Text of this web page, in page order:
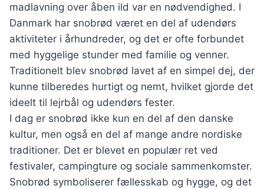
madlavning over åben ild var en nødvendighed. I
Danmark har snobrød været en del af udendørs
aktiviteter i århundreder, og det er ofte forbundet
med hyggelige stunder med familie og venner.
Traditionelt blev snobrød lavet af en simpel dej, der
kunne tilberedes hurtigt og nemt, hvilket gjorde det
ideelt til lejrbål og udendørs fester.
I dag er snobrød ikke kun en del af den danske
kultur, men også en del af mange andre nordiske
traditioner. Det er blevet en populær ret ved
festivaler, campingture og sociale sammenkomster.
Snobrød symboliserer fællesskab og hygge, og det